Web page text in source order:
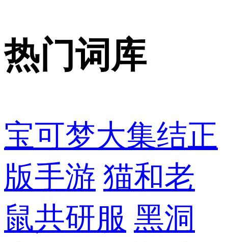
热门词库
宝可梦大集结正
版手游 猫和老
鼠共研服 黑洞